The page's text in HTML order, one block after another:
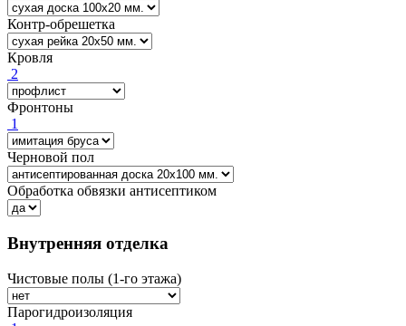
Контр-обрешетка
Кровля
2
Фронтоны
1
Черновой пол
Обработка обвязки антисептиком
Внутренняя отделка
Чистовые полы (1-го этажа)
Парогидроизоляция